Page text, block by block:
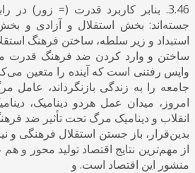
3.46. بنابر کاربرد قدرت (= زور) در
جسته‌اند: بخش استقلال و آزادی و
استبداد و زیر سلطه، ساختن فرهنگ
ساختن و وارد کردن ضد فرهنگ قدرت
واپس رفتنی است که آینده را متعین
جامعه را به زندگی بازنگرداند، عامل
امروز، میدان عمل هردو دینامیک،
انقلاب و دینامیک مرگ تحت تأثیر ضد
بدین‌قرار، باز جستن استقلال فرهنگی و
از مهم‌ترین نتایج اقتصاد تولید محور
منشور این اقتصاد است. و